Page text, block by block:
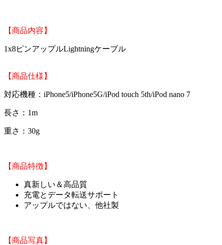
【商品内容】
1x8ピンアップルLightningケーブル
【商品仕様】
対応機種：iPhone5/iPhone5G/iPod touch 5th/iPod nano 7
長さ：1m
重さ：30g
【商品特徴】
真新しい＆高品質
充電とデータ転送サポート
アップルではない、他社製
【商品写真】